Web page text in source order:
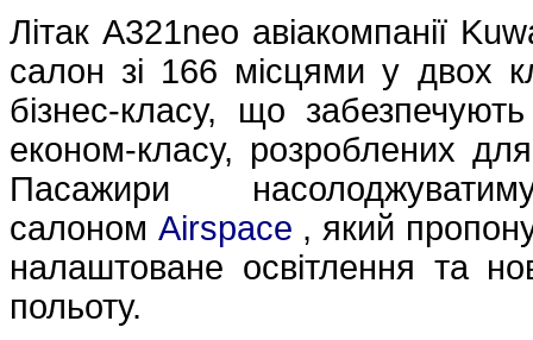
Літак A321neo авіакомпанії
салон зі 166 місцями у двох
бізнес-класу, що
економ-класу, розроблених
Пасажири
салоном Airspace , який
налаштоване освітлення та
польоту.